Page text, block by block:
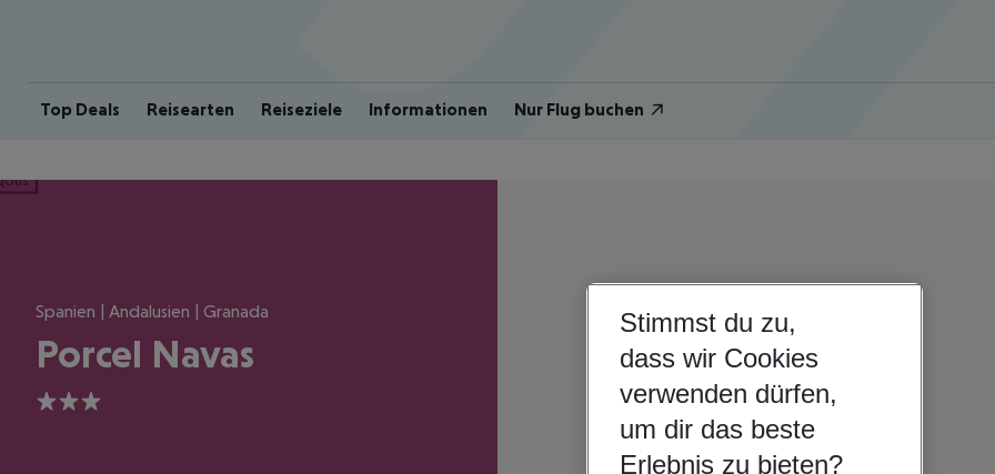
Top Deals Reisearten Reiseziele Informationen Nur Flug buchen
Spanien | Andalusien | Granada
Porcel Navas
3
Stimmst du zu,
dass wir Cookies
verwenden dürfen,
um dir das beste
Erlebnis zu bieten?